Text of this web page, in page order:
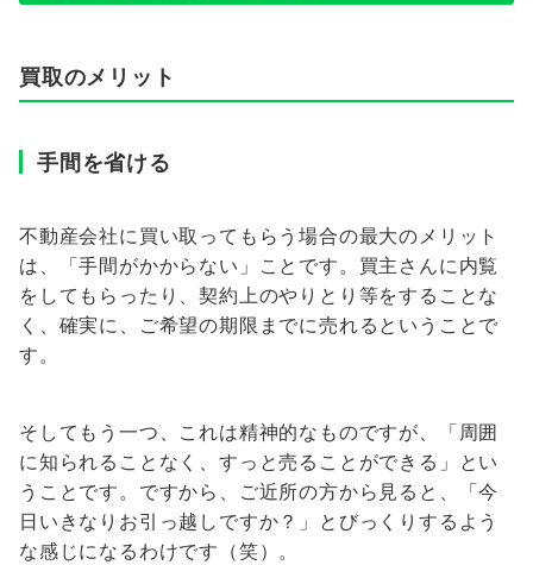
買取のメリット
手間を省ける
不動産会社に買い取ってもらう場合の最大のメリット
は、「手間がかからない」ことです。買主さんに内覧
をしてもらったり、契約上のやりとり等をすることな
く、確実に、ご希望の期限までに売れるということで
す。
そしてもう一つ、これは精神的なものですが、「周囲
に知られることなく、すっと売ることができる」とい
うことです。ですから、ご近所の方から見ると、「今
日いきなりお引っ越しですか？」とびっくりするよう
な感じになるわけです（笑）。